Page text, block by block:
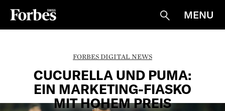
Suche
MENU
FORBES DIGITAL NEWS
CUCURELLA UND PUMA:
EIN MARKETING-FIASKO
MIT HOHEM PREIS